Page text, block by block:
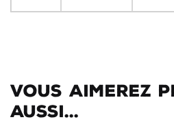
Vous aimerez
aussi...